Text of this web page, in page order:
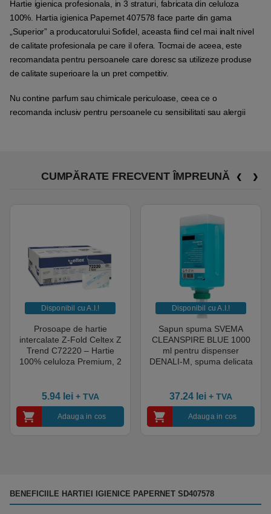
Hartie igienica profesionala, in 3 straturi, fabricata din celuloza
100%. Hartia igienica Papernet 407578 face parte din gama
„Superior” a producatorului Sofidel, aceasta fiind cel mai inalt nivel
de calitate profesionala pe care il ofera. Tocmai de aceea, este
recomandata pentru persoanele care doresc sa utilizeze produse
de calitate superioare la un pret competitiv.
Nu contine parfum sau chimicale periculoase, ceea ce o
recomanda inclusiv pentru persoanele cu sensibilitati sau alergii
CUMPĂRATE FRECVENT ÎMPREUNĂ
Disponibil cu A.I.​!
Prosoape de hartie
intercalate Z-Fold Celtex Z
Trend C72220 – Hartie
100% celuloza Premium, 2
5.94 lei + TVA
Adauga in cos
Disponibil cu A.I.​!
Sapun spuma SVEMA
CLEANSPIRE BLUE 1000
ml pentru dispenser
DENALI-M, spuma delicata
pielea, albastru
37.24 lei + TVA
Adauga in cos
BENEFICIILE HARTIEI IGIENICE PAPERNET SD407578